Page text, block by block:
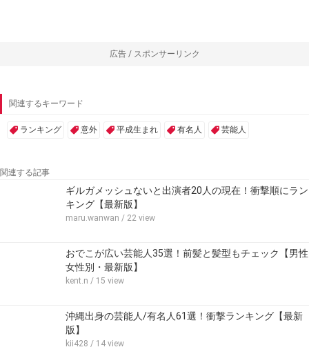
広告 / スポンサーリンク
関連するキーワード
ランキング 意外 平成生まれ 有名人 芸能人
関連する記事
ギルガメッシュないと出演者20人の現在！衝撃順にラン
キング【最新版】
maru.wanwan / 22 view
おでこが広い芸能人35選！前髪と髪型もチェック【男性
女性別・最新版】
kent.n / 15 view
沖縄出身の芸能人/有名人61選！衝撃ランキング【最新
版】
kii428 / 14 view